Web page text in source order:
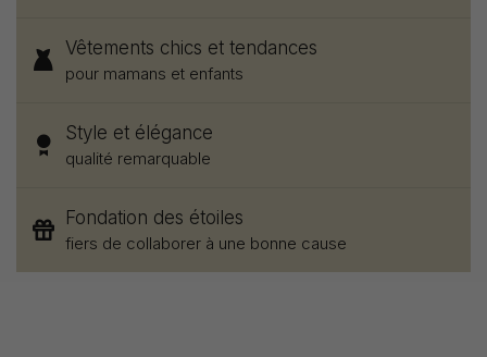
Vêtements chics et tendances
pour mamans et enfants
Style et élégance
qualité remarquable
Fondation des étoiles
fiers de collaborer à une bonne cause